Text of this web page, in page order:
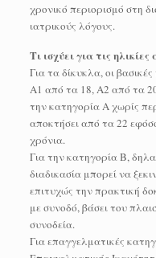
χρονικό περιορισμό στη
ιατρικούς λόγους.
Τι ισχύει για τις
Για τα δίκυκλα, οι
A1 από τα 18, A2 από τα
την κατηγορία Α χωρίς
αποκτήσει από τα 22
χρόνια.
Για την κατηγορία Β,
διαδικασία μπορεί να
επιτυχώς την πρακτική
με συνοδό, βάσει του
συνοδεία.
Για επαγγελματικές